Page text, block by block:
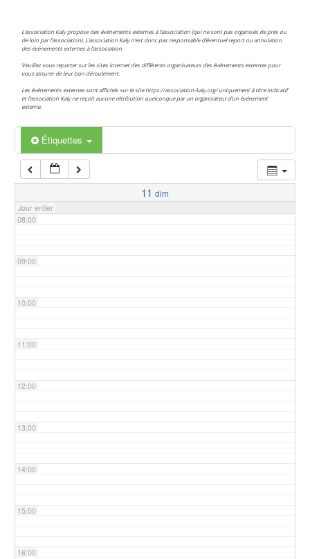
L’association Kaly propose des événements externes à l’association (qui ne sont pas organisés de près ou
de loin par l’association). L’association Kaly n’est donc pas responsable d’éventuel report ou annulation
des événements externes à l’association.
Veuillez vous reporter sur les sites internet des différents organisateurs des événements externes pour
vous assurer de leur bon déroulement.
Les événements externes sont affichés sur le site https://association-kaly.org/ uniquement à titre indicatif
et l’association Kaly ne reçoit aucune rétribution quelconque par un organisateur d’un événement
externe.
Étiquettes
11 dim
Jour entier
04:00
05:00
06:00
07:00
08:00
09:00
10:00
11:00
12:00
13:00
14:00
15:00
16:00